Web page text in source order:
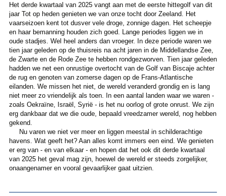
Het derde kwartaal van 2025 vangt aan met de eerste hittegolf van dit
jaar Tot op heden genieten we van onze tocht door Zeeland. Het
vaarseizoen kent tot dusver vele droge, zonnige dagen. Het scheepje
en haar bemanning houden zich goed. Lange periodes liggen we in
oude stadjes. Wel heel anders dan vroeger. In deze periode waren we
tien jaar geleden op de thuisreis na acht jaren in de Middellandse Zee,
de Zwarte en de Rode Zee te hebben rondgezworven. Tien jaar geleden
hadden we net een onrustige overtocht van de Golf van Biscaje achter
de rug en genoten van zomerse dagen op de Frans-Atlantische
eilanden. We missen het niet, de wereld veranderd grondig en is lang
niet meer zo vriendelijk als toen. In een aantal landen waar we waren -
zoals Oekraïne, Israël, Syrië - is het nu oorlog of grote onrust. We zijn
erg dankbaar dat we die oude, bepaald vreedzamer wereld, nog hebben
gekend.
Nu varen we niet ver meer en liggen meestal in schilderachtige
havens. Wat geeft het? Aan alles komt immers een eind. We genieten
er erg van - en van elkaar - en hopen dat het ook dit derde kwartaal
van 2025 het geval mag zijn, hoewel de wereld er steeds zorgelijker,
onaangenamer en vooral gevaarlijker gaat uitzien.